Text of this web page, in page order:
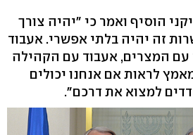
הוסיף ואמר כי "יהיה צורך
זה יהיה בלתי אפשרי. אעבוד
המצרים, אעבוד עם הקהילה
לראות אם אנחנו יכולים
למצוא את דרכם".